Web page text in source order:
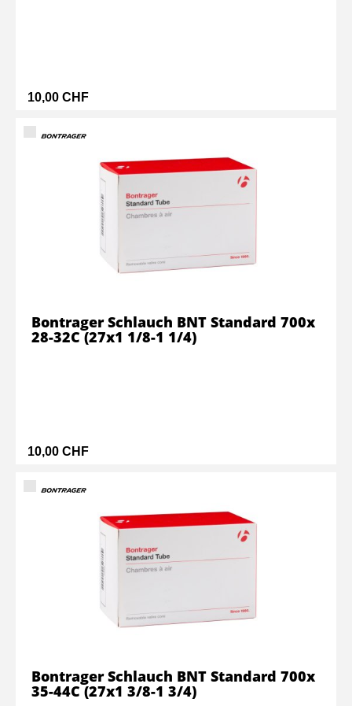
10,00 CHF
10,00 CHF
Bontrager Schlauch BNT Standard 700x
28-32C (27x1 1/8-1 1/4)
Bontrager Schlauch BNT Standard 700x
35-44C (27x1 3/8-1 3/4)